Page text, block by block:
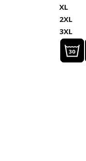
XL
2XL
3XL